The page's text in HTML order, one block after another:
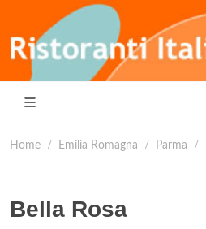
Home Emilia Romagna Parma
Bella Rosa